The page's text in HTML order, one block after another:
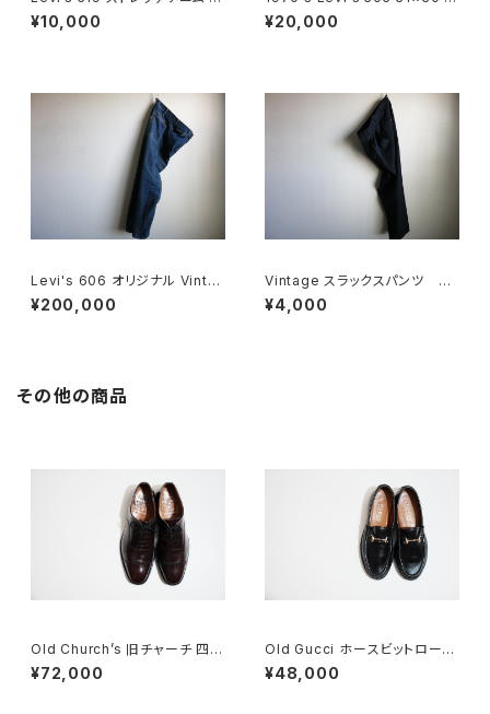
9 × 32
¥10,000
ade in USA
¥20,000
Levi's 606 オリジナル Vinta
ge
¥200,000
Vintage スラックスパンツ Na
vy
¥4,000
その他の商品
Old Church’s 旧チャーチ 四都
市 BELMONTパンチドキャップ
トウ 85G
¥72,000
Old Gucci ホースビットローフ
ァー 34.5C ラバー BK
¥48,000